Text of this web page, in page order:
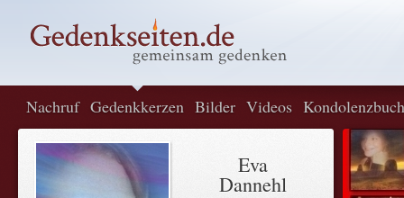
Nachruf Gedenkkerzen Bilder Videos Kondolenzbuch
Eva
Dannehl